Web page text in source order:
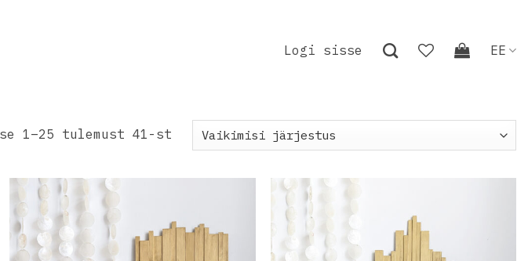
Logi sisse EE
1–25 tulemust 41-st
Lisa
soovinimekirja
soovinimekirja